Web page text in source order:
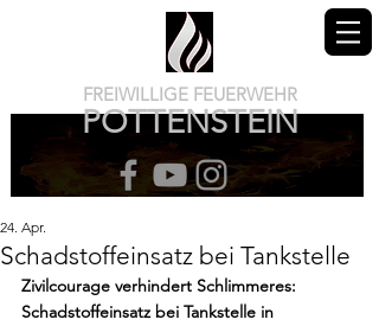
FREIWILLIGE FEUERWEHR
POTTENSTEIN
Schadstoffeinsatz bei Tankstelle
24. Apr.
Zivilcourage verhindert Schlimmeres:
Schadstoffeinsatz bei Tankstelle in